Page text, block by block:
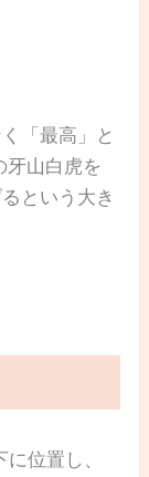
「最高」と
牙山白虎を
という大き
位置し、